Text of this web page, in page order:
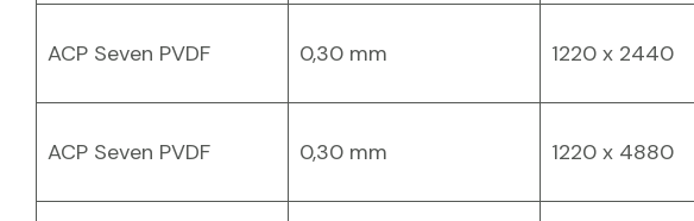
ACP Seven PVDF 0,30 mm 1220 x 2440
ACP Seven PVDF 0,30 mm 1220 x 4880